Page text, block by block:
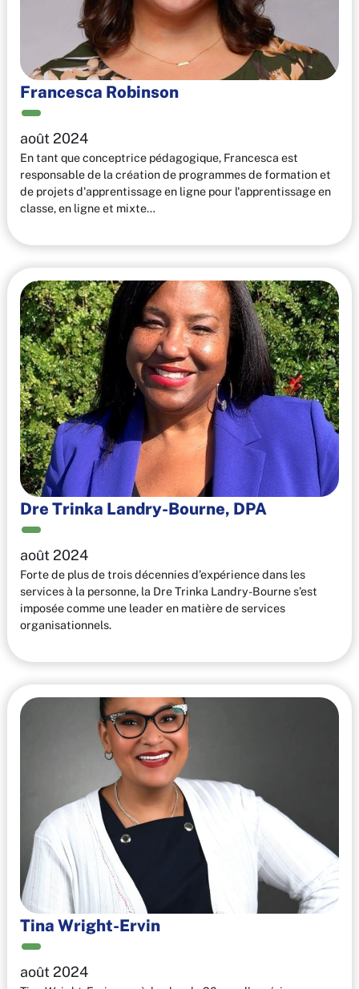
Francesca Robinson
août 2024
En tant que conceptrice pédagogique, Francesca est
responsable de la création de programmes de formation et
de projets d'apprentissage en ligne pour l'apprentissage en
classe, en ligne et mixte…
Dre Trinka Landry-Bourne, DPA
août 2024
Forte de plus de trois décennies d’expérience dans les
services à la personne, la Dre Trinka Landry-Bourne s’est
imposée comme une leader en matière de services
organisationnels.
Tina Wright-Ervin
août 2024